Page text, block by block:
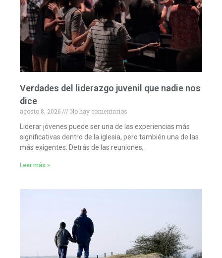
Verdades del liderazgo juvenil que nadie nos
dice
agosto 8, 2026
No hay comentarios
Liderar jóvenes puede ser una de las experiencias más
significativas dentro de la iglesia, pero también una de las
más exigentes. Detrás de las reuniones,
Leer más »